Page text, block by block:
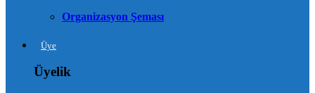
Organizasyon Şeması
Üye
Üyelik